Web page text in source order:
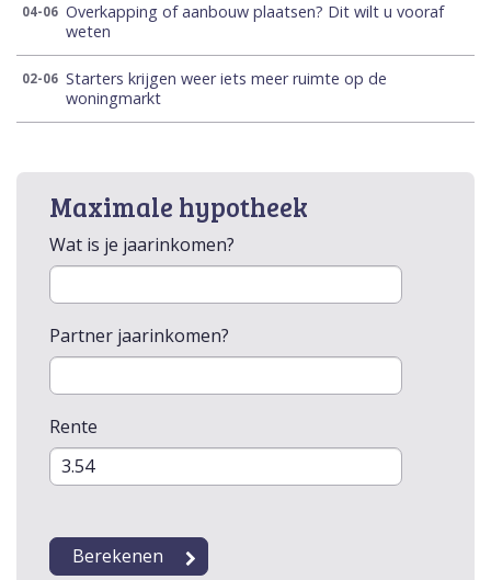
04-06 Overkapping of aanbouw plaatsen? Dit wilt u vooraf
weten
02-06 Starters krijgen weer iets meer ruimte op de
woningmarkt
Maximale hypotheek
Wat is je jaarinkomen?
Partner jaarinkomen?
Rente